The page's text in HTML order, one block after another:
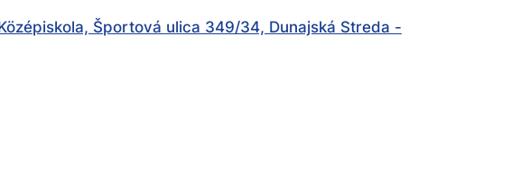
Športová ulica 349/34, Dunajská Streda -